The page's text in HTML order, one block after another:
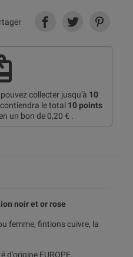
collecter jusqu'à 10
le total 10 points
un bon de 0,20 € .
noir et or rose
femme, fintions cuivre, la
d'origine EUROPE.